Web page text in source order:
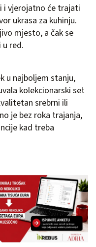
i vjerojatno će trajati
ukrasa za kuhinju.
mjesto, a čak se
red.
u najboljem stanju,
kolekcionarski set
srebrni ili
je bez roka trajanja,
kad treba